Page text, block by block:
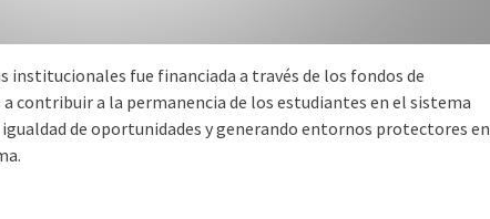
institucionales fue financiada a través de los fondos de
contribuir a la permanencia de los estudiantes en el sistema
de oportunidades y generando entornos protectores en